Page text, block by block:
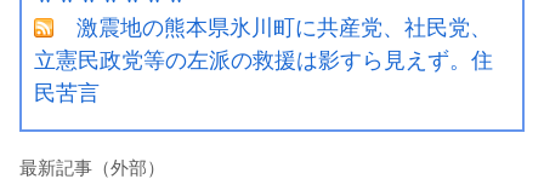
激震地の熊本県氷川町に共産党、社民党、
立憲民政党等の左派の救援は影すら見えず。住
民苦言
最新記事（外部）